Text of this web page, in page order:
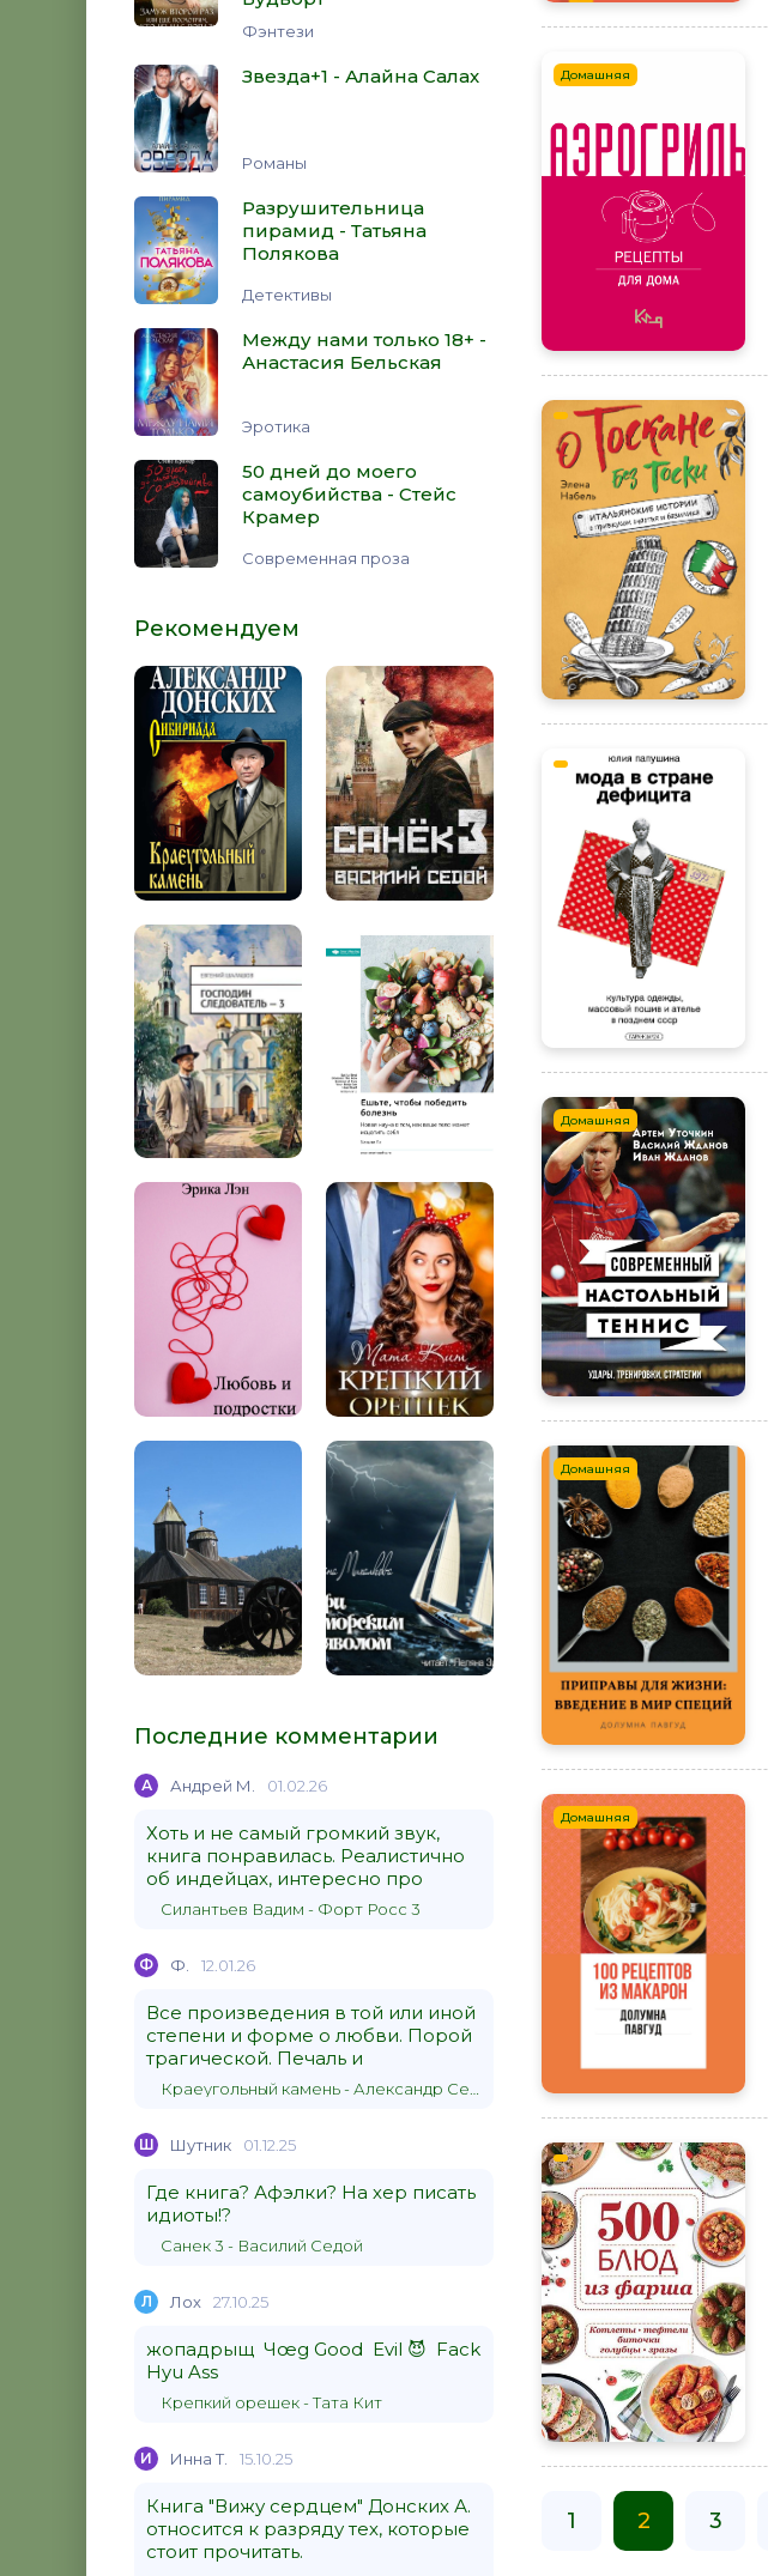
Фэнтези
Звезда+1 - Алайна Салах
Романы
Разрушительница
пирамид - Татьяна
Полякова
Детективы
Между нами только 18+ -
Анастасия Бельская
Эротика
50 дней до моего
самоубийства - Стейс
Крамер
Современная проза
Рекомендуем
Последние комментарии
А Андрей М. 01.02.26
Хоть и не самый громкий звук,
книга понравилась. Реалистично
об индейцах, интересно про
Силантьев Вадим - Форт Росс 3
Ф Ф. 12.01.26
Все произведения в той или иной
степени и форме о любви. Порой
трагической. Печаль и
Ш Шутник 01.12.25
Где книга? Афэлки? На хер писать
идиоты!?
Санек 3 - Василий Седой
Л Лох 27.10.25
жопадрыщ Чœg Good Evil 😈 Fack
Hyu Ass
Крепкий орешек - Тата Кит
И Инна Т. 15.10.25
Книга "Вижу сердцем" Донских А.
относится к разряду тех, которые
стоит прочитать.
Домашняя
Домашняя
Домашняя
Домашняя
1 2 3